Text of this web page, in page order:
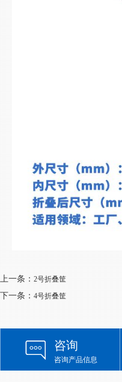
上一条： 2号折叠筐
下一条： 4号折叠筐
咨询
咨询产品信息